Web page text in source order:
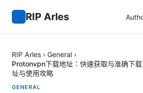
RIP Arles
RIP Arles › General ›
Protonvpn下载地址：快速获取与准确下
址与使用攻略
GENERAL